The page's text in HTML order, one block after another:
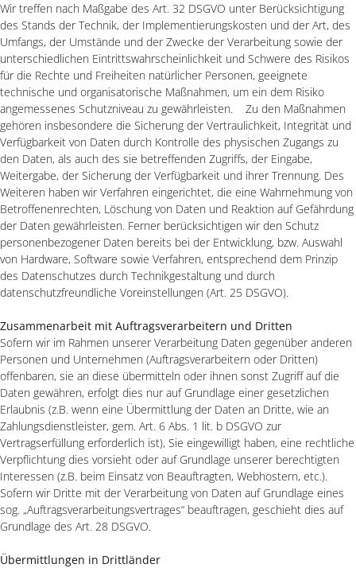
Wir treffen nach Maßgabe des Art. 32 DSGVO unter Berücksichtigung
des Stands der Technik, der Implementierungskosten und der Art, des
Umfangs, der Umstände und der Zwecke der Verarbeitung sowie der
unterschiedlichen Eintrittswahrscheinlichkeit und Schwere des Risikos
für die Rechte und Freiheiten natürlicher Personen, geeignete
technische und organisatorische Maßnahmen, um ein dem Risiko
angemessenes Schutzniveau zu gewährleisten. Zu den Maßnahmen
gehören insbesondere die Sicherung der Vertraulichkeit, Integrität und
Verfügbarkeit von Daten durch Kontrolle des physischen Zugangs zu
den Daten, als auch des sie betreffenden Zugriffs, der Eingabe,
Weitergabe, der Sicherung der Verfügbarkeit und ihrer Trennung. Des
Weiteren haben wir Verfahren eingerichtet, die eine Wahrnehmung von
Betroffenenrechten, Löschung von Daten und Reaktion auf Gefährdung
der Daten gewährleisten. Ferner berücksichtigen wir den Schutz
personenbezogener Daten bereits bei der Entwicklung, bzw. Auswahl
von Hardware, Software sowie Verfahren, entsprechend dem Prinzip
des Datenschutzes durch Technikgestaltung und durch
datenschutzfreundliche Voreinstellungen (Art. 25 DSGVO).
Zusammenarbeit mit Auftragsverarbeitern und Dritten
Sofern wir im Rahmen unserer Verarbeitung Daten gegenüber anderen
Personen und Unternehmen (Auftragsverarbeitern oder Dritten)
offenbaren, sie an diese übermitteln oder ihnen sonst Zugriff auf die
Daten gewähren, erfolgt dies nur auf Grundlage einer gesetzlichen
Erlaubnis (z.B. wenn eine Übermittlung der Daten an Dritte, wie an
Zahlungsdienstleister, gem. Art. 6 Abs. 1 lit. b DSGVO zur
Vertragserfüllung erforderlich ist), Sie eingewilligt haben, eine rechtliche
Verpflichtung dies vorsieht oder auf Grundlage unserer berechtigten
Interessen (z.B. beim Einsatz von Beauftragten, Webhostern, etc.).
Sofern wir Dritte mit der Verarbeitung von Daten auf Grundlage eines
sog. „Auftragsverarbeitungsvertrages“ beauftragen, geschieht dies auf
Grundlage des Art. 28 DSGVO.
Übermittlungen in Drittländer